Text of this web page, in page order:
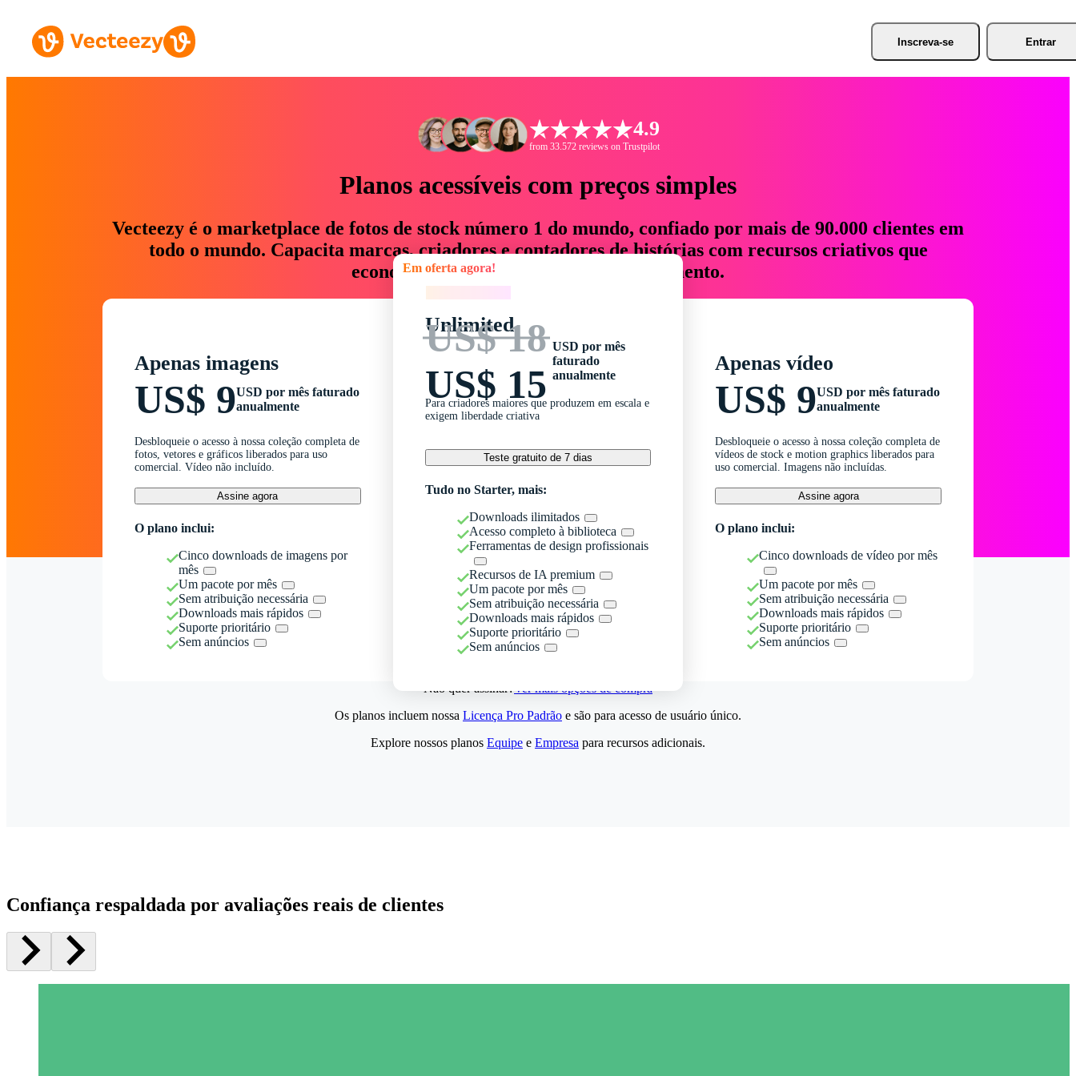
Inscreva-se Entrar
4.9
from 33.572 reviews on Trustpilot
Planos acessíveis com preços simples
Vecteezy é o marketplace de fotos de stock número 1 do mundo, confiado por mais de 90.000 clientes em
todo o mundo. Capacita marcas, criadores e contadores de histórias com recursos criativos que
economizam até 76% em tempo e orçamento.
Apenas imagens
US$ 9USD por mês faturado
anualmente
Desbloqueie o acesso à nossa coleção completa de
fotos, vetores e gráficos liberados para uso
comercial. Vídeo não incluído.
Assine agora
O plano inclui:
Cinco downloads de imagens por
mês
Um pacote por mês
Sem atribuição necessária
Downloads mais rápidos
Suporte prioritário
Sem anúncios
Em oferta agora!
Unlimited
US$ 18
US$ 15
USD por mês
faturado
anualmente
Para criadores maiores que produzem em escala e
exigem liberdade criativa
Teste gratuito de 7 dias
Tudo no Starter, mais:
Downloads ilimitados
Acesso completo à biblioteca
Ferramentas de design profissionais
Recursos de IA premium
Um pacote por mês
Sem atribuição necessária
Downloads mais rápidos
Suporte prioritário
Sem anúncios
Apenas vídeo
US$ 9USD por mês faturado
anualmente
Desbloqueie o acesso à nossa coleção completa de
vídeos de stock e motion graphics liberados para
uso comercial. Imagens não incluídas.
Assine agora
O plano inclui:
Cinco downloads de vídeo por mês
Um pacote por mês
Sem atribuição necessária
Downloads mais rápidos
Suporte prioritário
Sem anúncios
Não quer assinar?Ver mais opções de compra
Os planos incluem nossa Licença Pro Padrão e são para acesso de usuário único.
Explore nossos planos Equipe e Empresa para recursos adicionais.
Confiança respaldada por avaliações reais de clientes